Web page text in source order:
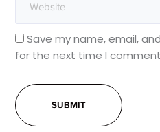
Save my name, email,
for the next time I